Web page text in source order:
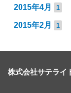
2015年4月 1
2015年2月 1
株式会社サテライ